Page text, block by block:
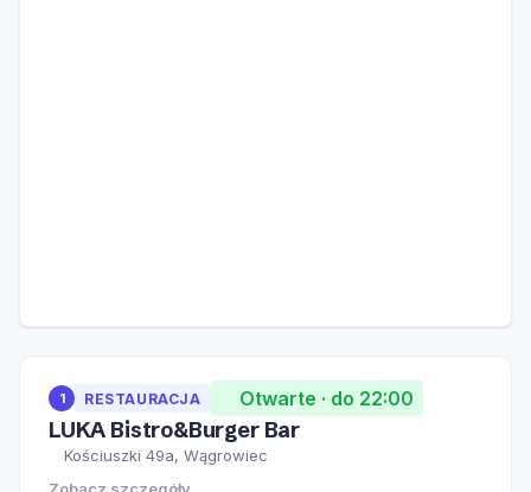
1 RESTAURACJA Otwarte · do 22:00
LUKA Bistro&Burger Bar
Kościuszki 49a, Wągrowiec